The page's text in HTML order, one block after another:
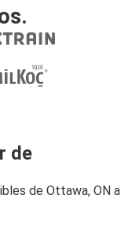
de
de Ottawa, ON a